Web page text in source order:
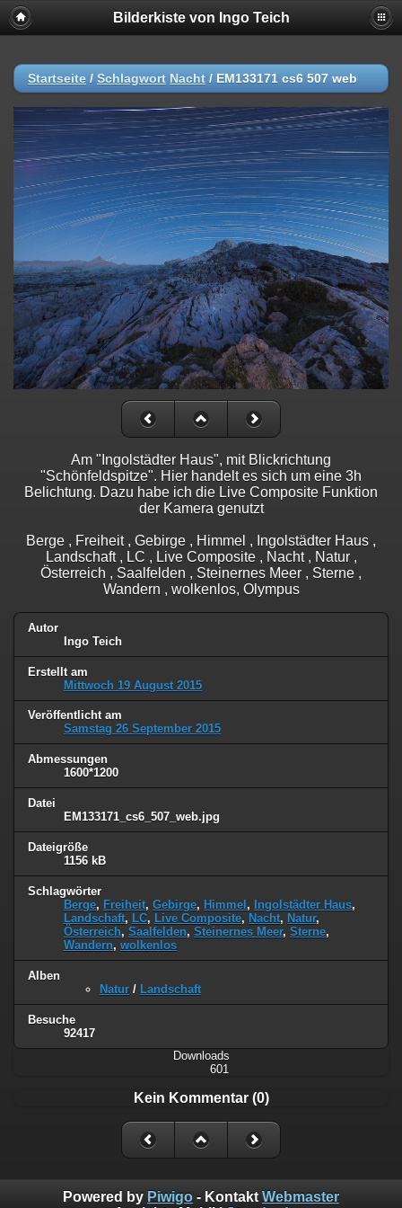
Bilderkiste von Ingo Teich
Startseite / Schlagwort Nacht / EM133171 cs6 507 web
Am "Ingolstädter Haus", mit Blickrichtung
"Schönfeldspitze". Hier handelt es sich um eine 3h
Belichtung. Dazu habe ich die Live Composite Funktion
der Kamera genutzt
Berge , Freiheit , Gebirge , Himmel , Ingolstädter Haus ,
Landschaft , LC , Live Composite , Nacht , Natur ,
Österreich , Saalfelden , Steinernes Meer , Sterne ,
Wandern , wolkenlos, Olympus
Autor
Ingo Teich
Erstellt am
Mittwoch 19 August 2015
Veröffentlicht am
Samstag 26 September 2015
Abmessungen
1600*1200
Datei
EM133171_cs6_507_web.jpg
Dateigröße
1156 kB
Schlagwörter
Berge, Freiheit, Gebirge, Himmel , Ingolstädter Haus,
Landschaft, LC, Live Composite, Nacht, Natur,
Österreich, Saalfelden, Steinernes Meer, Sterne,
Wandern, wolkenlos
Alben
Natur / Landschaft
Besuche
92417
Downloads
601
Kein Kommentar (0)
Powered by Piwigo - Kontakt Webmaster